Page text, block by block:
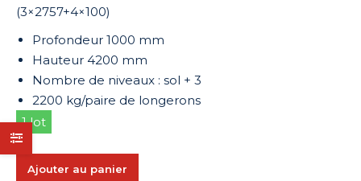
(3×2757+4×100)
Profondeur 1000 mm
Hauteur 4200 mm
Nombre de niveaux : sol + 3
2200 kg/paire de longerons
1 lot
Ajouter au panier